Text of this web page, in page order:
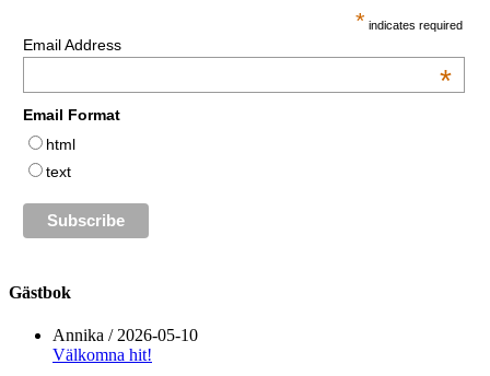
* indicates required
Email Address
*
Email Format
html
text
Gästbok
Annika / 2026-05-10
Välkomna hit!